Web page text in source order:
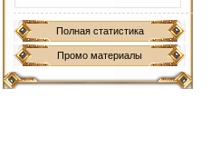
Полная статистика
Промо материалы